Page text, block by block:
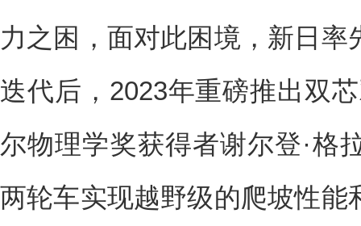
力之困，面对此困境，新日
迭代后，2023年重磅推出双
尔物理学奖获得者谢尔登·格
两轮车实现越野级的爬坡性能